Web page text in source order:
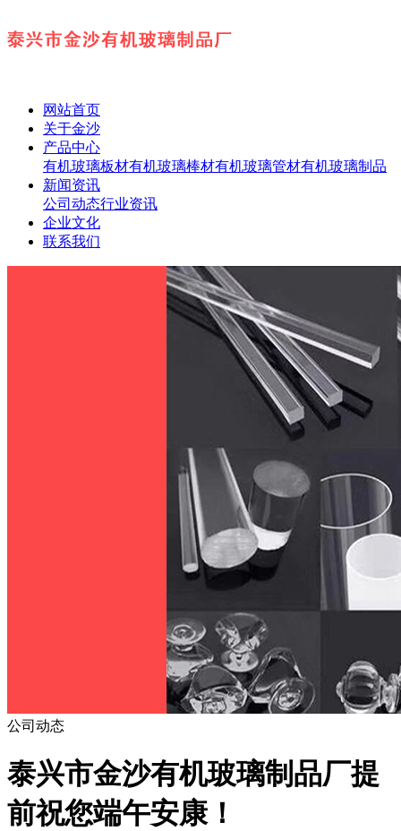
网站首页
关于金沙
产品中心
有机玻璃板材有机玻璃棒材有机玻璃管材有机玻璃制品
新闻资讯
公司动态行业资讯
企业文化
联系我们
公司动态
泰兴市金沙有机玻璃制品厂提
前祝您端午安康！